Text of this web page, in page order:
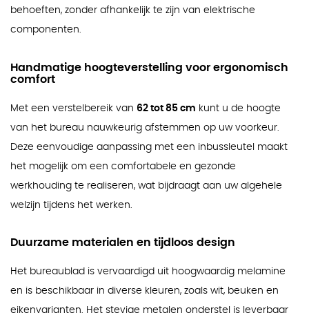
behoeften, zonder afhankelijk te zijn van elektrische
componenten.
Handmatige hoogteverstelling voor ergonomisch
comfort
Met een verstelbereik van 62 tot 85 cm kunt u de hoogte
van het bureau nauwkeurig afstemmen op uw voorkeur.
Deze eenvoudige aanpassing met een inbussleutel maakt
het mogelijk om een comfortabele en gezonde
werkhouding te realiseren, wat bijdraagt aan uw algehele
welzijn tijdens het werken.
Duurzame materialen en tijdloos design
Het bureaublad is vervaardigd uit hoogwaardig melamine
en is beschikbaar in diverse kleuren, zoals wit, beuken en
eikenvarianten. Het stevige metalen onderstel is leverbaar